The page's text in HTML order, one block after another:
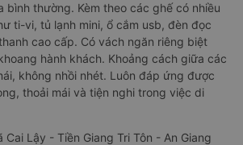
bình thường. Kèm theo các ghế có nhiều
ti-vi, tủ lạnh mini, ổ cắm usb, đèn đọc
cao cấp. Có vách ngăn riêng biệt
hành khách. Khoảng cách giữa các
không nhồi nhét. Luôn đáp ứng được
thoải mái và tiện nghi trong việc di
Lậy - Tiền Giang Tri Tôn - An Giang